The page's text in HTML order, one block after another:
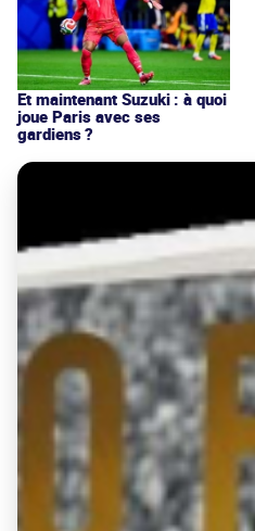
Et maintenant Suzuki : à quoi
joue Paris avec ses
gardiens ?